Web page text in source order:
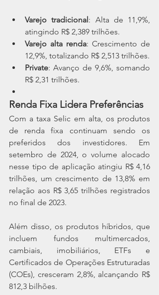
Varejo tradicional: Alta de 11,9%,
atingindo R$ 2,389 trilhões.
Varejo alta renda: Crescimento de
12,9%, totalizando R$ 2,513 trilhões.
Private: Avanço de 9,6%, somando
R$ 2,31 trilhões.
Renda Fixa Lidera Preferências
Com a taxa Selic em alta, os produtos
de renda fixa continuam sendo os
preferidos dos investidores. Em
setembro de 2024, o volume alocado
nesse tipo de aplicação atingiu R$ 4,16
trilhões, um crescimento de 13,8% em
relação aos R$ 3,65 trilhões registrados
no final de 2023.
Além disso, os produtos híbridos, que
incluem fundos multimercados,
cambiais, imobiliários, ETFs e
Certificados de Operações Estruturadas
(COEs), cresceram 2,8%, alcançando R$
812,3 bilhões.